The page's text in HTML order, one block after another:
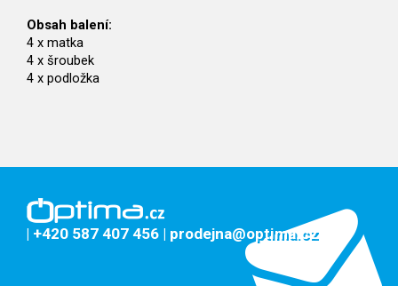
Obsah balení:
4 x matka
4 x šroubek
4 x podložka
| +420 587 407 456 | prodejna@optima.cz